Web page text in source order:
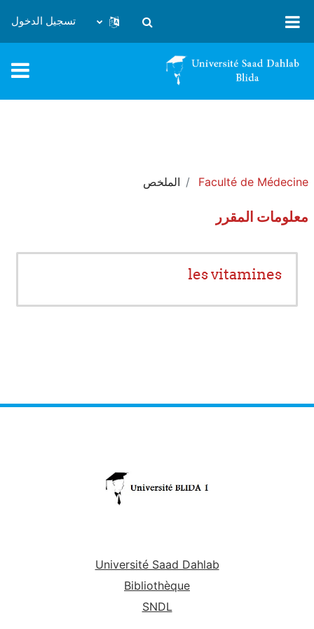
تبديل إدخال البحث
تسجيل الدخول
Faculté de Médecine الملخص
معلومات المقرر
les vitamines
Université Saad Dahlab
Bibliothèque
SNDL